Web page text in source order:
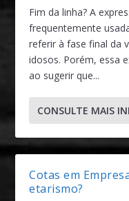
Fim da linha? A
frequentemente
referir à fase final da
idosos. Porém, essa
ao sugerir que...
CONSULTE MAIS
Cotas em
etarismo?